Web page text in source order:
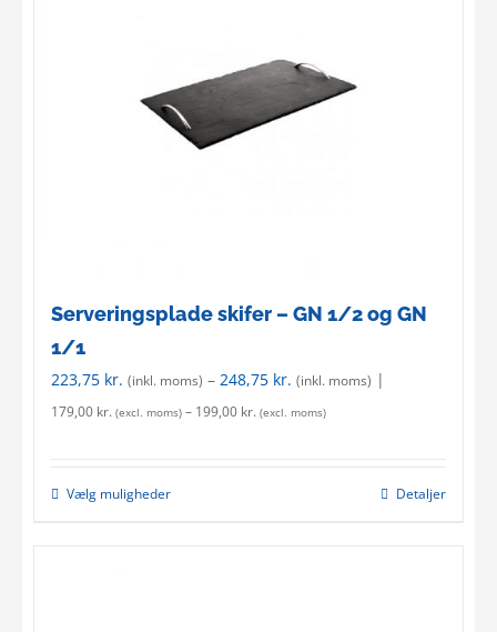
options
may
be
Serveringsplade skifer – GN 1/2 og GN
1/1
223,75 kr. (inkl. moms) – 248,75 kr. (inkl. moms) |
179,00 kr. (excl. moms) – 199,00 kr. (excl. moms)
Vælg mulighederThis
Detaljer